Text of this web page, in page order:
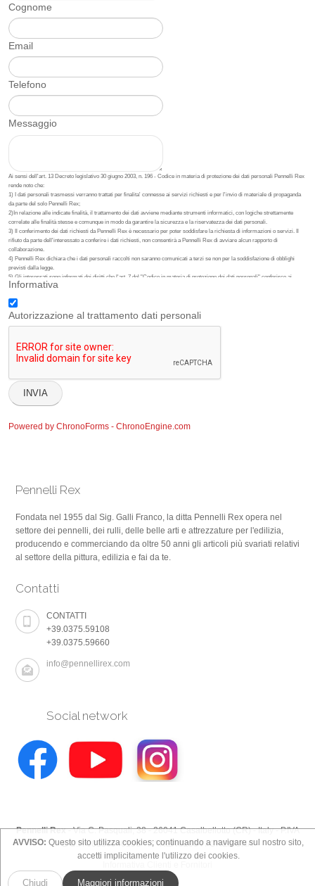
Cognome
Email
Telefono
Messaggio
Ai sensi dell'art. 13 Decreto legislativo 30 giugno 2003, n. 196 - Codice in materia di protezione dei dati personali Pennelli Rex
rende noto che:
1) I dati personali trasmessi verranno trattati per finalita' connesse ai servizi richiesti e per l'invio di materiale di propaganda
da parte del solo Pennelli Rex;
2)In relazione alle indicate finalità, il trattamento dei dati avviene mediante strumenti informatici, con logiche strettamente
correlate alle finalità stesse e comunque in modo da garantire la sicurezza e la riservatezza dei dati personali.
3) Il conferimento dei dati richiesti da Pennelli Rex è necessario per poter soddisfare la richiesta di informazioni o servizi. Il
rifiuto da parte dell'interessato a conferire i dati richiesti, non consentirà a Pennelli Rex di avviare alcun rapporto di
collaborazione.
4) Pennelli Rex dichiara che i dati personali raccolti non saranno comunicati a terzi se non per la soddisfazione di obblighi
previsti dalla legge.
5) Gli interessati sono informati dei diritti che l'art. 7 del "Codice in materia di protezione dei dati personali" conferisce ai
cittadini.
messa a disposizione in forma intelligibile. Gli interessati possono altresi chiedere di conoscere l'origine dei dati nonchè la
logica e le finalità su cui si basa il trattamento; di ottenere l'aggiornamento, la rettificazione o, se vi è interesse, l'integrazione
dei dati, nonchè la cancellazione, la trasformazione in forma anonima o il blocco dei dati trattati in violazione di legge. Infine gli
6) Titolare e Responsabile del trattamento dei dati e' Pennelli Rex.
Informativa
Autorizzazione al trattamento dati personali
Powered by ChronoForms - ChronoEngine.com
Pennelli Rex
Fondata nel 1955 dal Sig. Galli Franco, la ditta Pennelli Rex opera nel
settore dei pennelli, dei rulli, delle belle arti e attrezzature per l'edilizia,
producendo e commerciando da oltre 50 anni gli articoli più svariati relativi
al settore della pittura, edilizia e fai da te.
Contatti
CONTATTI
+39.0375.59108
+39.0375.59660
info@pennellirex.com
Social network
Pennelli Rex- Via C. Pasquali, 38 - 26041 Casalbellotto (CR) - Italy - P.IVA
E C.F. 00130640196 - N° REA 82934 / CREMONA
AVVISO: Questo sito utilizza cookies; continuando a navigare sul nostro sito,
accetti implicitamente l'utilizzo dei cookies.
Chiudi Maggiori informazioni